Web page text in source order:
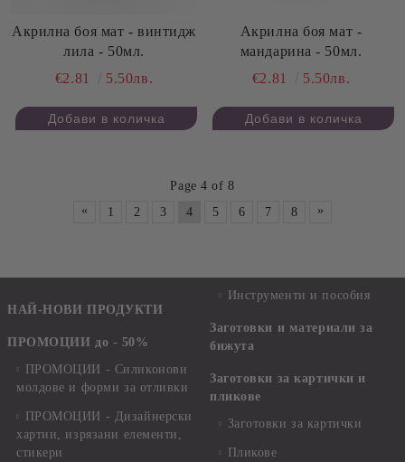
Акрилна боя мат - винтидж
лила - 50мл.
€2.81
5.50лв.
Акрилна боя мат -
мандарина - 50мл.
€2.81
5.50лв.
Page 4 of 8
«
1 2 3 4 5 6 7 8 »
НАЙ-НОВИ ПРОДУКТИ
ПРОМОЦИИ до - 50%
ПРОМОЦИИ - Силиконови
молдове и форми за отливки
ПРОМОЦИИ - Дизайнерски
хартии, изрязани елементи,
стикери
Инструменти и пособия
Заготовки и материали за
бижута
Заготовки за картички и
пликове
Заготовки за картички
Пликове